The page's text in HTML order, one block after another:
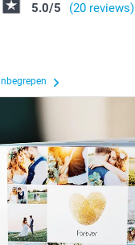
5.0/5 (20 reviews)